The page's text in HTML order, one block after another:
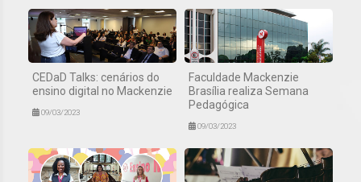
CEDaD Talks: cenários do
ensino digital no Mackenzie
09/03/2023
Faculdade Mackenzie
Brasília realiza Semana
Pedagógica
09/03/2023